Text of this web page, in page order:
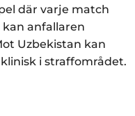
där varje match
anfallaren
Uzbekistan kan
i straffområdet.